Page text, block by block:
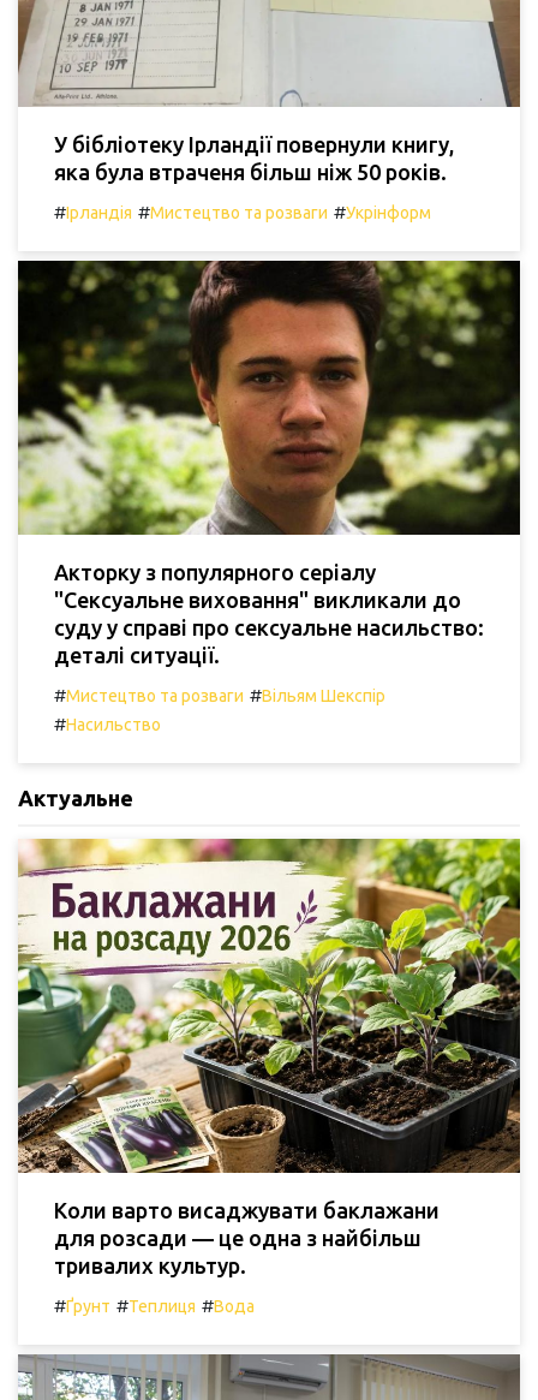
У бібліотеку Ірландії повернули книгу,
яка була втраченя більш ніж 50 років.
#Ірландія #Мистецтво та розваги #Укрінформ
Акторку з популярного серіалу
"Сексуальне виховання" викликали до
суду у справі про сексуальне насильство:
деталі ситуації.
#Мистецтво та розваги #Вільям Шекспір
#Насильство
Актуальне
Коли варто висаджувати баклажани
для розсади — це одна з найбільш
тривалих культур.
#Ґрунт #Теплиця #Вода